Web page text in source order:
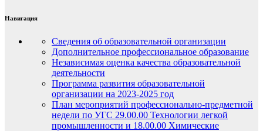
Навигация
Сведения об образовательной организации
Дополнительное профессиональное образование
Независимая оценка качества образовательной
деятельности
Программа развития образовательной
организации на 2023-2025 год
План мероприятий профессионально-предметной
недели по УГС 29.00.00 Технологии легкой
промышленности и 18.00.00 Химические